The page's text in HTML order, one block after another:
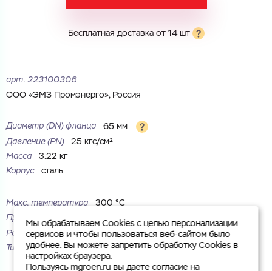
Cоглашаюсь на обработку
ГОТОВО
Файл с реквизитами огранизации (любой формат, макс. 20
ГОТОВО
Бесплатная доставка от 14 шт
арт. 223100306
ООО «ЭМЗ Промэнерго», Россия
Диаметр (DN) фланца
65 мм
Давление (PN)
25 кгс/см²
Масса
3.22 кг
Корпус
сталь
Макс. температура
300 °С
Присоединение
под приварку
Рабочая среда
жидкие неагрессивные среды
Тип
плоский
Мы обрабатываем Cookies с целью персонализации
сервисов и чтобы пользоваться веб-сайтом было
удобнее. Вы можете запретить обработку Cookies в
настройках браузера.
Пользуясь mgroen.ru вы даете согласие на